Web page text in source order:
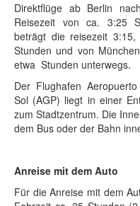
Direktflüge ab Berlin
Reisezeit von ca. 3:25
beträgt die reisezeit
Stunden und von
etwa Stunden unterwegs.
Der Flughafen
Sol (AGP) liegt in einer
zum Stadtzentrum. Die
dem Bus oder der Bahn
Anreise mit dem Auto
Für die Anreise mit dem